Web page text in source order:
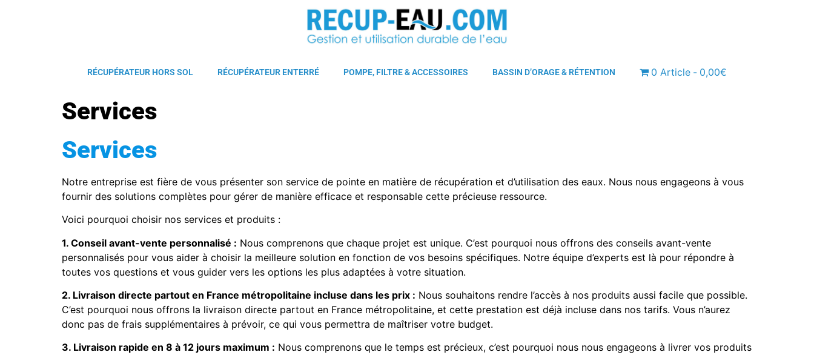
RÉCUPÉRATEUR HORS SOL RÉCUPÉRATEUR ENTERRÉ POMPE, FILTRE & ACCESSOIRES BASSIN D’ORAGE & RÉTENTION 0 Article 0,00€
Services
Services
Notre entreprise est fière de vous présenter son service de pointe en matière de récupération et d’utilisation des eaux. Nous nous engageons à vous
fournir des solutions complètes pour gérer de manière efficace et responsable cette précieuse ressource.
Voici pourquoi choisir nos services et produits :
1. Conseil avant-vente personnalisé : Nous comprenons que chaque projet est unique. C’est pourquoi nous offrons des conseils avant-vente
personnalisés pour vous aider à choisir la meilleure solution en fonction de vos besoins spécifiques. Notre équipe d’experts est là pour répondre à
toutes vos questions et vous guider vers les options les plus adaptées à votre situation.
2. Livraison directe partout en France métropolitaine incluse dans les prix : Nous souhaitons rendre l’accès à nos produits aussi facile que possible.
C’est pourquoi nous offrons la livraison directe partout en France métropolitaine, et cette prestation est déjà incluse dans nos tarifs. Vous n’aurez
donc pas de frais supplémentaires à prévoir, ce qui vous permettra de maîtriser votre budget.
3. Livraison rapide en 8 à 12 jours maximum : Nous comprenons que le temps est précieux, c’est pourquoi nous nous engageons à livrer vos produits